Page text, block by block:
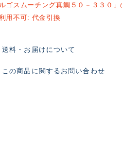
ルゴスムーチング真鯛５０－３３０
用不可: 代金引換
送料・お届けについて
この商品に関するお問い合わせ